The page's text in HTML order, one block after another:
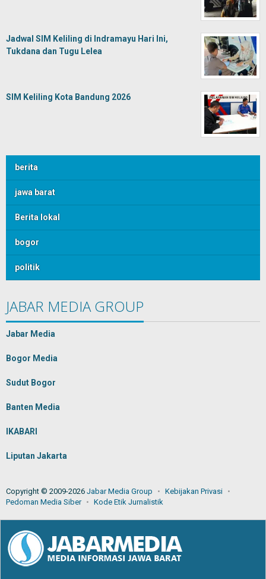
Jadwal SIM Keliling di Indramayu Hari Ini,
Tukdana dan Tugu Lelea
SIM Keliling Kota Bandung 2026
berita
jawa barat
Berita lokal
bogor
politik
JABAR MEDIA GROUP
Jabar Media
Bogor Media
Sudut Bogor
Banten Media
IKABARI
Liputan Jakarta
Copyright © 2009-2026 Jabar Media Group
Kebijakan Privasi
Pedoman Media Siber
Kode Etik Jurnalistik